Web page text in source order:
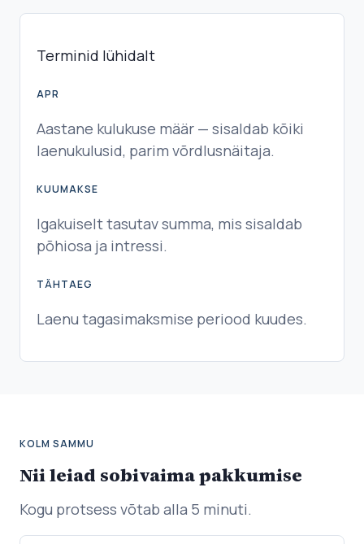
Terminid lühidalt
APR
Aastane kulukuse määr — sisaldab kõiki
laenukulusid, parim võrdlusnäitaja.
KUUMAKSE
Igakuiselt tasutav summa, mis sisaldab
põhiosa ja intressi.
TÄHTAEG
Laenu tagasimaksmise periood kuudes.
KOLM SAMMU
Nii leiad sobivaima pakkumise
Kogu protsess võtab alla 5 minuti.